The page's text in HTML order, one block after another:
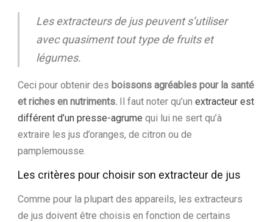
Les extracteurs de jus peuvent s’utiliser
avec quasiment tout type de fruits et
légumes.
Ceci pour obtenir des boissons agréables pour la santé
et riches en nutriments. Il faut noter qu’un extracteur est
différent d’un presse-agrume qui lui ne sert qu’à
extraire les jus d’oranges, de citron ou de
pamplemousse.
Les critères pour choisir son extracteur de jus
Comme pour la plupart des appareils, les extracteurs
de jus doivent être choisis en fonction de certains